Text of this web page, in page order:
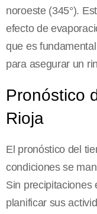
noroeste (345°).
efecto de
que es
para asegurar un
Pronóstico
Rioja
El pronóstico del
condiciones se
Sin precipitaciones
planificar sus